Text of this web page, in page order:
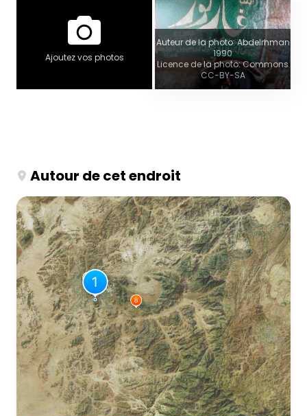
Ajoutez vos photos
Auteur de la photo: Abdelrhman
1990
Licence de la photo: Commons
CC-BY-SA
Autour de cet endroit